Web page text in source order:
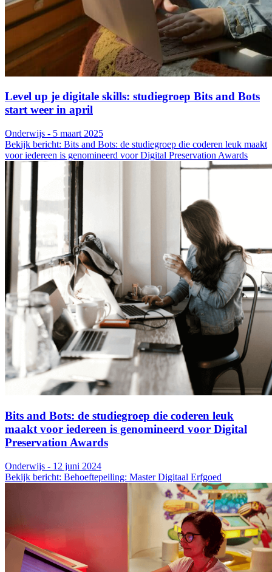
Level up je digitale skills: studiegroep Bits and Bots
start weer in april
Onderwijs - 5 maart 2025
Bekijk bericht: Bits and Bots: de studiegroep die coderen leuk maakt
voor iedereen is genomineerd voor Digital Preservation Awards
Bits and Bots: de studiegroep die coderen leuk
maakt voor iedereen is genomineerd voor Digital
Preservation Awards
Onderwijs - 12 juni 2024
Bekijk bericht: Behoeftepeiling: Master Digitaal Erfgoed